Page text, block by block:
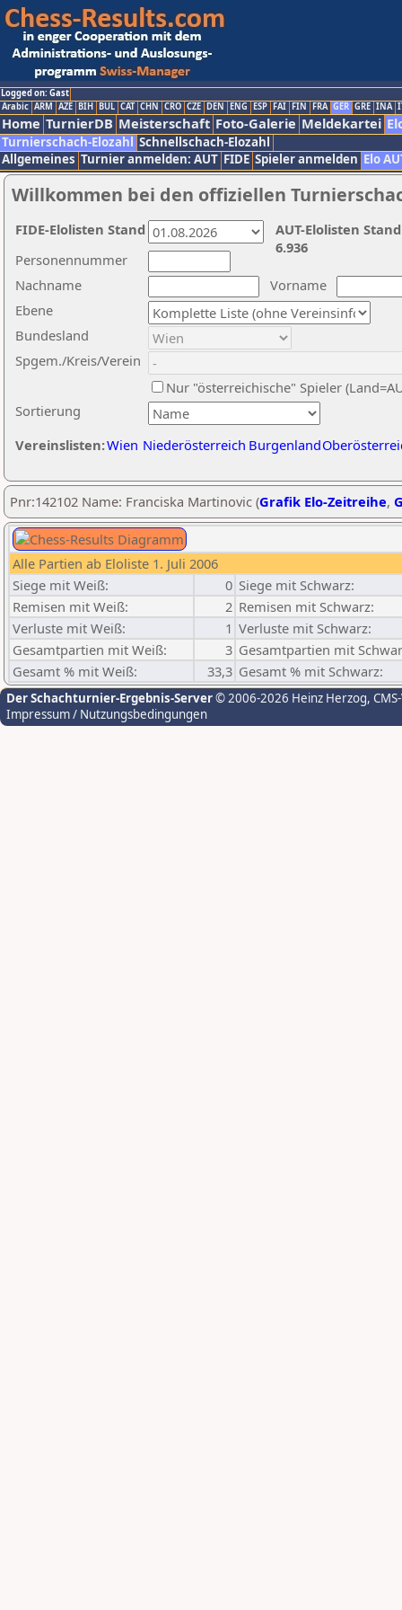
Logged on: Gast
Arabic ARM AZE BIH BUL CAT CHN CRO CZE DEN ENG ESP FAI FIN FRA GER GRE INA
Home TurnierDB Meisterschaft Foto-Galerie Meldekartei
Turnierschach-Elozahl Schnellschach-Elozahl
Allgemeines Turnier anmelden: AUT FIDE Spieler anmelden Elo
Willkommen bei den offiziellen
Nachname
Vorname
Ebene
Sortierung
Personennummer
Bundesland
Spgem./Kreis/Verein
Nur "österreichische" Spieler
Vereinslisten:Wien Niederösterreich Burgenland
AUT-Elolisten
6.936
FIDE-Elolisten Stand
Pnr:142102 Name: Franciska Martinovic (Grafik Elo-Zeitreihe,
Alle Partien ab Eloliste 1. Juli 2006
Siege mit Weiß:
0 Siege mit Schwarz:
Remisen mit Weiß:
2 Remisen mit Schwarz:
Verluste mit Weiß:
1 Verluste mit Schwarz:
Gesamtpartien mit Weiß:
3 Gesamtpartien mit
Gesamt % mit Weiß:
33,3 Gesamt % mit Schwarz:
Der Schachturnier-Ergebnis-Server© 2006-2026 Heinz Herzog,
Impressum / Nutzungsbedingungen